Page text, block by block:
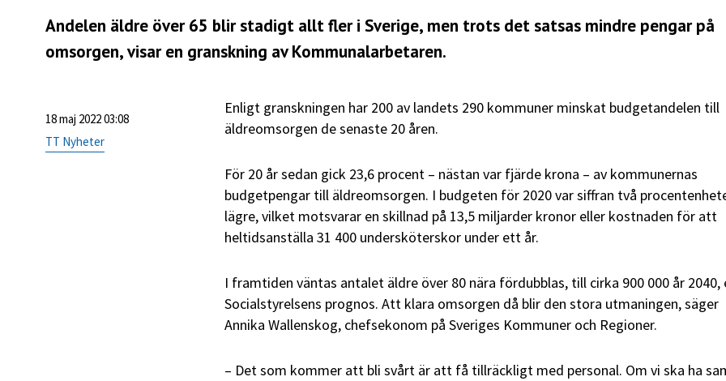
Andelen äldre över 65 blir stadigt allt fler i Sverige, men trots det satsas mindre pengar på
omsorgen, visar en granskning avKommunalarbetaren.
18 maj 2022 03:08
TT Nyheter
Enligt granskningen har 200 av landets 290 kommuner minskat budgetandelen till
äldreomsorgen de senaste 20 åren.
För 20 år sedan gick 23,6 procent – nästan var fjärde krona – av kommunernas
budgetpengar till äldreomsorgen. I budgeten för 2020 var siffran två
lägre, vilket motsvarar en skillnad på 13,5 miljarder kronor eller kostnaden för att
heltidsanställa 31 400 undersköterskor under ett år.
I framtiden väntas antalet äldre över 80 nära fördubblas, till cirka 900 000 år 2040,
Socialstyrelsens prognos. Att klara omsorgen då blir den stora utmaningen, säger
Annika Wallenskog, chefsekonom på Sveriges Kommuner och Regioner.
– Det som kommer att bli svårt är att få tillräckligt med personal. Om vi ska ha